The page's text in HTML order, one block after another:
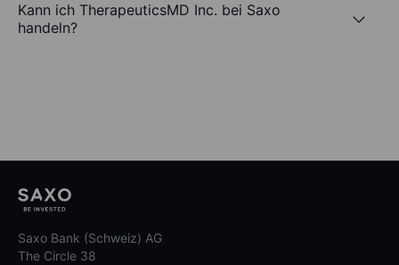
Kann ich TherapeuticsMD Inc. bei Saxo
handeln?
Saxo Bank (Schweiz) AG
The Circle 38